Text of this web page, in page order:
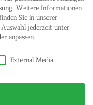
ALL RIGHTS RESERVED
Weitere Informationen
Sie in unserer
jederzeit unter
anpassen.
External Media